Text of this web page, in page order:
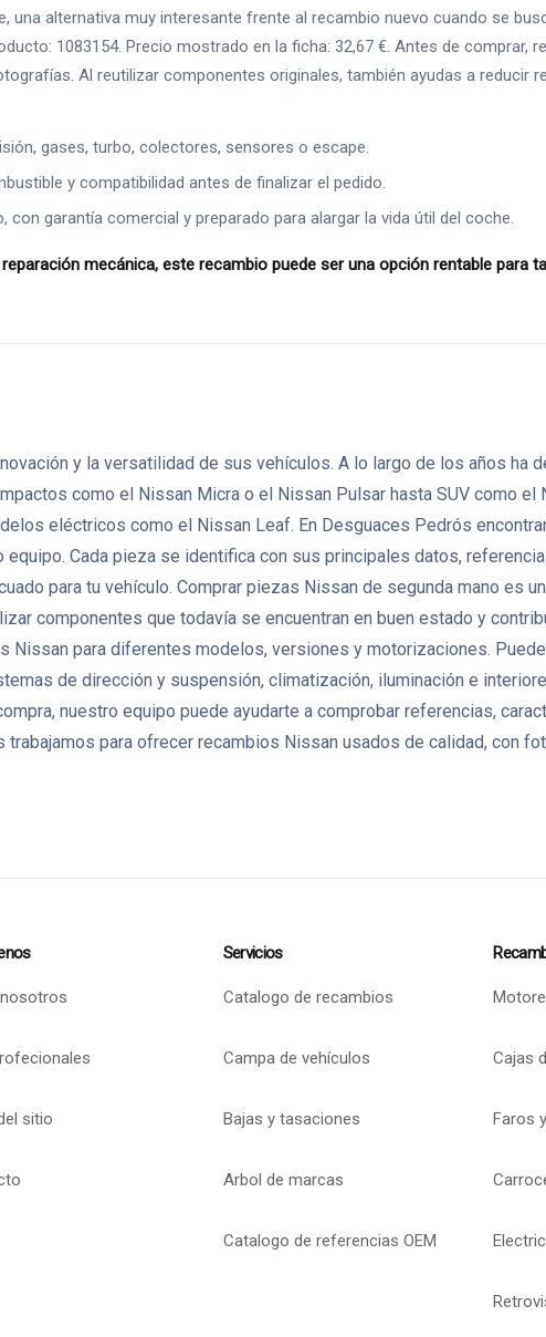
alternativa muy interesante frente al recambio nuevo cuando se
1083154. Precio mostrado en la ficha: 32,67 €. Antes de
Al reutilizar componentes originales, también ayudas a reducir
gases, turbo, colectores, sensores o escape.
y compatibilidad antes de finalizar el pedido.
garantía comercial y preparado para alargar la vida útil del coche.
reparación mecánica, este recambio puede ser una opción rentable
y la versatilidad de sus vehículos. A lo largo de los años ha
como el Nissan Micra o el Nissan Pulsar hasta SUV como el
eléctricos como el Nissan Leaf. En Desguaces Pedrós
Cada pieza se identifica con sus principales datos,
para tu vehículo. Comprar piezas Nissan de segunda mano es
componentes que todavía se encuentran en buen estado y
Nissan para diferentes modelos, versiones y motorizaciones.
de dirección y suspensión, climatización, iluminación e
nuestro equipo puede ayudarte a comprobar referencias,
para ofrecer recambios Nissan usados de calidad, con
sitio
Servicios
Catalogo de recambios
Campa de vehículos
Bajas y tasaciones
Arbol de marcas
Catalogo de referencias OEM
Cajas
Faros